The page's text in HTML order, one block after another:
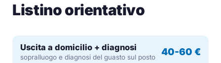
Listino orientativo
Uscita a domicilio + diagnosi
sopralluogo e diagnosi del guasto sul posto 40-60 €